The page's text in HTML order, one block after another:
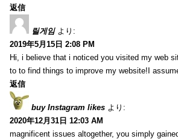
返信
릴게임 より:
2019年5月15日 2:08 PM
Hi, i believe that i noticed you visited my web
to to find things to improve my website!I
返信
buy Instagram likes より:
2020年12月31日 12:03 AM
magnificent issues altogether, you simply